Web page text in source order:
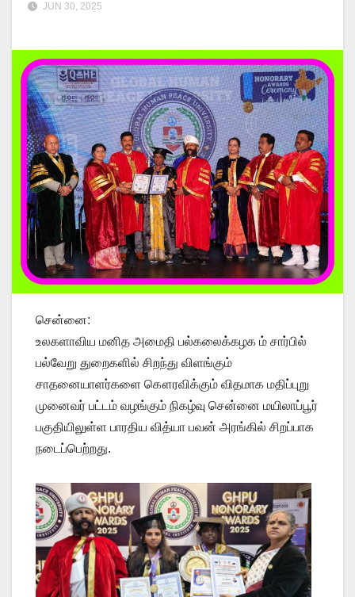
JUN 30, 2025
சென்னை:
உலகளாவிய மனித அமைதி பல்கலைக்கழக ம் சார்பில்
பல்வேறு துறைகளில் சிறந்து விளங்கும்
சாதனையாளர்களை கௌரவிக்கும் விதமாக மதிப்புறு
முனைவர் பட்டம் வழங்கும் நிகழ்வு சென்னை மயிலாப்பூர்
பகுதியிலுள்ள பாரதிய வித்யா பவன் அரங்கில் சிறப்பாக
நடைப்பெற்றது.